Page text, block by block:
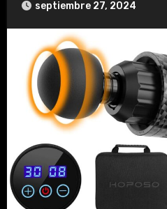
septiembre 27, 2024